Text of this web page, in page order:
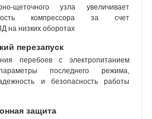
щеточного узла увеличивает
компрессора за счет
на низких оборотах
перезапуск
перебоев с электропитанием
последнего режима,
и безопасность работы
защита